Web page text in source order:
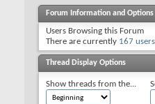
Forum Information and Options
Users Browsing this Forum
There are currently 167
Thread Display Options
Show threads from the...